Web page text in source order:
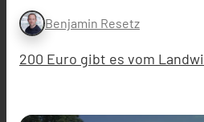
Benjamin Resetz
200 Euro gibt es vom